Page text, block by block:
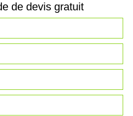
de devis gratuit